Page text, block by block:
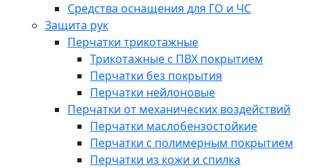
Средства оснащения для ГО и ЧС
Защита рук
Перчатки трикотажные
Трикотажные с ПВХ покрытием
Перчатки без покрытия
Перчатки нейлоновые
Перчатки от механических воздействий
Перчатки маслобензостойкие
Перчатки с полимерным покрытием
Перчатки из кожи и спилка